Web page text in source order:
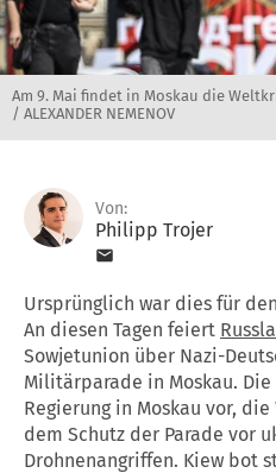
Am 9. Mai findet in Moskau die
/ ALEXANDER NEMENOV
Von:
Philipp Trojer
Ursprünglich war dies für
An diesen Tagen feiert
Sowjetunion über Nazi-
Militärparade in Moskau.
Regierung in Moskau vor,
dem Schutz der Parade vor
Drohnenangriffen. Kiew bot